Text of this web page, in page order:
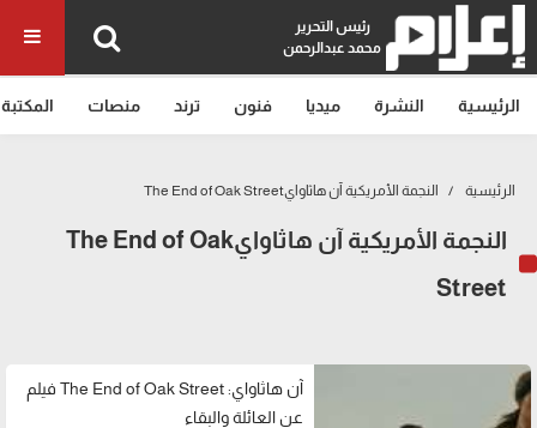
رئيس التحرير
محمد عبدالرحمن
الرئيسية النشرة ميديا فنون ترند منصات المكتبة
الرئيسية النجمة الأمريكية آن هاثاوايThe End of Oak Street
النجمة الأمريكية آن هاثاوايThe End of Oak
Street
آن هاثاواي: The End of Oak Street فيلم
عن العائلة والبقاء